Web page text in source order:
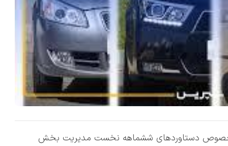
خصوص دستاوردهای ششماهه نخست مدیریت بخش